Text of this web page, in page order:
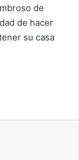
de
de hacer
su casa